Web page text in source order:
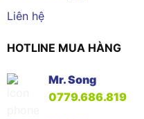
Liên hệ
HOTLINE MUA HÀNG
Mr. Song
0779.686.819